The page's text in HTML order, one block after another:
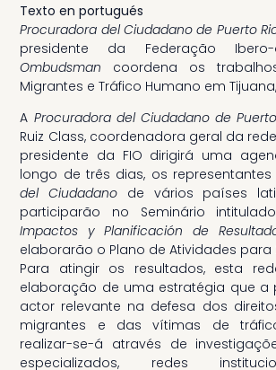
Texto en portugués
Procuradora del Ciudadano de Puerto
presidente da Federação
Ombudsman coordena os
Migrantes e Tráfico Humano em
A Procuradora del Ciudadano de
Ruiz Class, coordenadora geral da
presidente da FIO dirigirá uma
longo de três dias, os representantes
del Ciudadano de vários países
participarão no Seminário
Impactos y Planificación de
elaborarão o Plano de Atividades para
Para atingir os resultados, esta
elaboração de uma estratégia que a
actor relevante na defesa dos
migrantes e das vítimas de
realizar-se-á através de
especializados, redes